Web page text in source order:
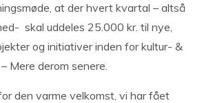
at der hvert kvartal – altså
skal uddeles 25.000 kr. til nye,
og initiativer inden for kultur- &
Mere derom senere.
den varme velkomst, vi har fået